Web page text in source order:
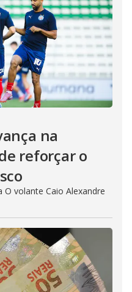
na
reforçar o
O volante Caio Alexandre